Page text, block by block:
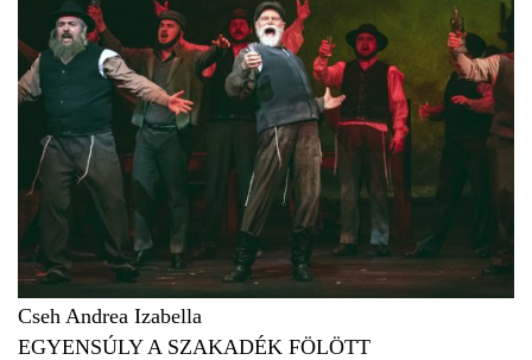
Cseh Andrea Izabella
EGYENSÚLY A SZAKADÉK FÖLÖTT